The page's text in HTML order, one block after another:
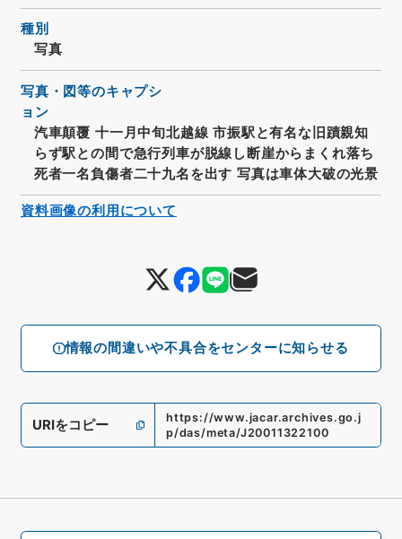
情報の間違いや不具合をセンターに知らせる
種別
写真
写真・図等のキャプシ
ョン
汽車顛覆 十一月中旬北越線 市振駅と有名な旧蹟親知
らず駅との間で急行列車が脱線し断崖からまくれ落ち
死者一名負傷者二十九名を出す 写真は車体大破の光景
URIをコピー
https://www.jacar.archives.go.j
p/das/meta/J20011322100
資料画像の利用について